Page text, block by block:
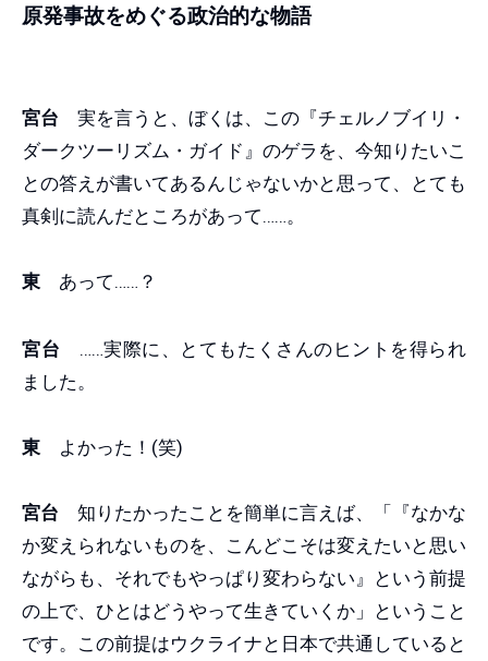
原発事故をめぐる政治的な物語
宮台 実を言うと、ぼくは、この『チェルノブイリ・
ダークツーリズム・ガイド』のゲラを、今知りたいこ
との答えが書いてあるんじゃないかと思って、とても
真剣に読んだところがあって……。
東 あって……？
宮台 ……実際に、とてもたくさんのヒントを得られ
ました。
東 よかった！(笑)
宮台 知りたかったことを簡単に言えば、「『なかな
か変えられないものを、こんどこそは変えたいと思い
ながらも、それでもやっぱり変わらない』という前提
の上で、ひとはどうやって生きていくか」ということ
です。この前提はウクライナと日本で共通していると